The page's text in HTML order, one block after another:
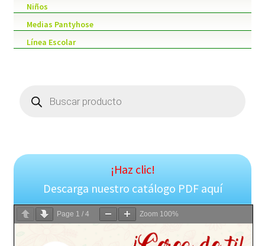
Niños
Medias Pantyhose
Línea Escolar
search
¡Haz clic!
Descarga nuestro catálogo PDF aquí
Page 1 / 4 Zoom 100%